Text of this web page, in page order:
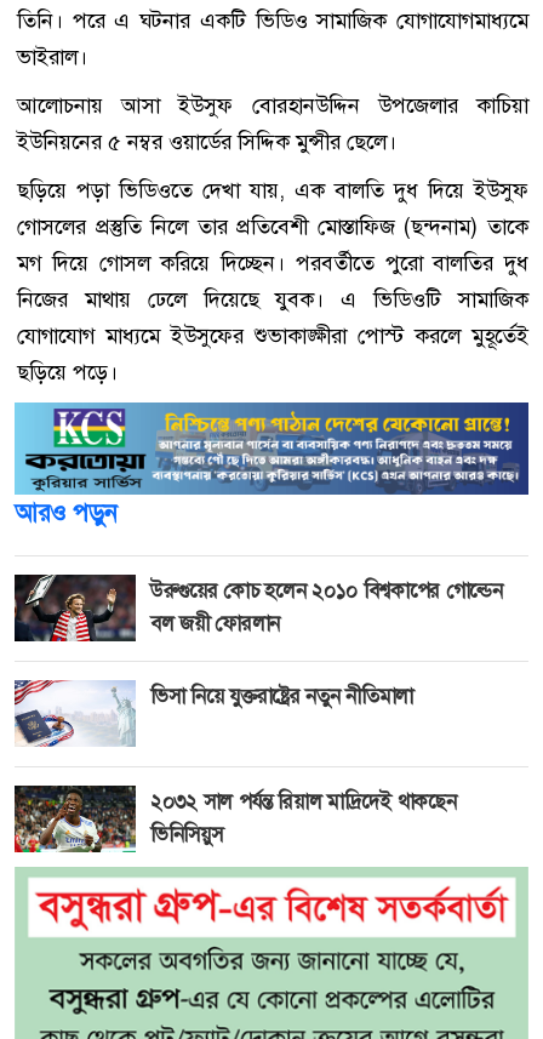
তিনি। পরে এ ঘটনার একটি ভিডিও সামাজিক যোগাযোগমাধ্যমে
ভাইরাল।
আলোচনায় আসা ইউসুফ বোরহানউদ্দিন উপজেলার কাচিয়া
ইউনিয়নের ৫ নম্বর ওয়ার্ডের সিদ্দিক মুন্সীর ছেলে।
ছড়িয়ে পড়া ভিডিওতে দেখা যায়, এক বালতি দুধ দিয়ে ইউসুফ
গোসলের প্রস্তুতি নিলে তার প্রতিবেশী মোস্তাফিজ (ছন্দনাম) তাকে
মগ দিয়ে গোসল করিয়ে দিচ্ছেন। পরবর্তীতে পুরো বালতির দুধ
নিজের মাথায় ঢেলে দিয়েছে যুবক। এ ভিডিওটি সামাজিক
যোগাযোগ মাধ্যমে ইউসুফের শুভাকাঙ্ক্ষীরা পোস্ট করলে মুহূর্তেই
ছড়িয়ে পড়ে।
আরও পড়ুন
উরুগুয়ের কোচ হলেন ২০১০ বিশ্বকাপের গোল্ডেন
বল জয়ী ফোরলান
ভিসা নিয়ে যুক্তরাষ্ট্রের নতুন নীতিমালা
২০৩২ সাল পর্যন্ত রিয়াল মাদ্রিদেই থাকছেন
ভিনিসিয়ুস